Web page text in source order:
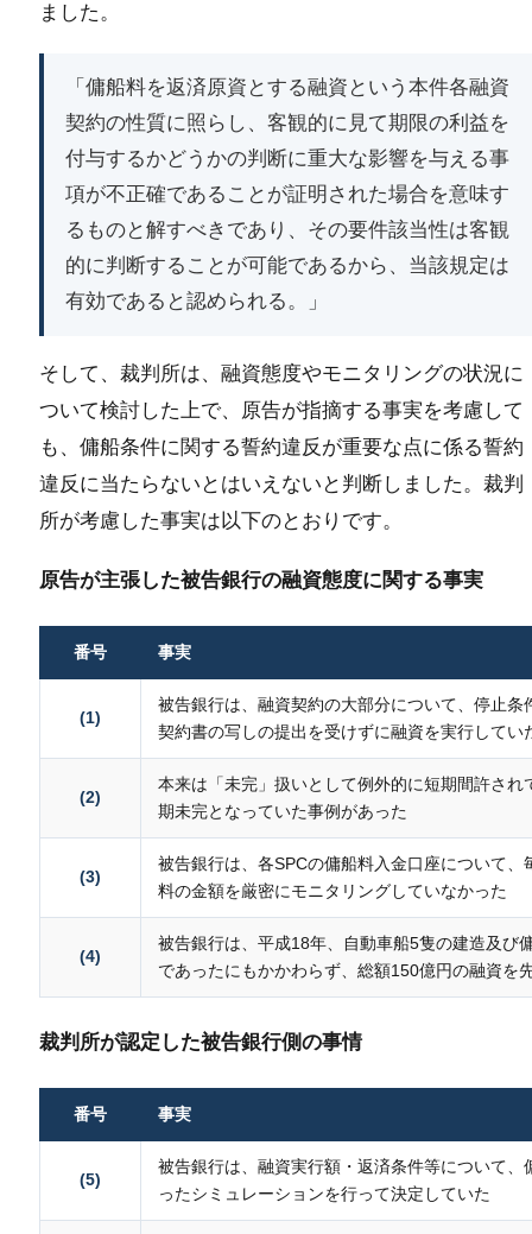
ました。
「傭船料を返済原資とする融資という本件各融資
契約の性質に照らし、客観的に見て期限の利益を
付与するかどうかの判断に重大な影響を与える事
項が不正確であることが証明された場合を意味す
るものと解すべきであり、その要件該当性は客観
的に判断することが可能であるから、当該規定は
有効であると認められる。」
そして、裁判所は、融資態度やモニタリングの状況に
ついて検討した上で、原告が指摘する事実を考慮して
も、傭船条件に関する誓約違反が重要な点に係る誓約
違反に当たらないとはいえないと判断しました。裁判
所が考慮した事実は以下のとおりです。
原告が主張した被告銀行の融資態度に関する事実
番号 事実
(1)
被告銀行は、融資契約の大部分について、停止条
契約書の写しの提出を受けずに融資を実行してい
(2)
本来は「未完」扱いとして例外的に短期間許され
期未完となっていた事例があった
(3)
被告銀行は、各SPCの傭船料入金口座について、
料の金額を厳密にモニタリングしていなかった
(4)
被告銀行は、平成18年、自動車船5隻の建造及び
であったにもかかわらず、総額150億円の融資を
裁判所が認定した被告銀行側の事情
番号 事実
(5)
被告銀行は、融資実行額・返済条件等について、
ったシミュレーションを行って決定していた